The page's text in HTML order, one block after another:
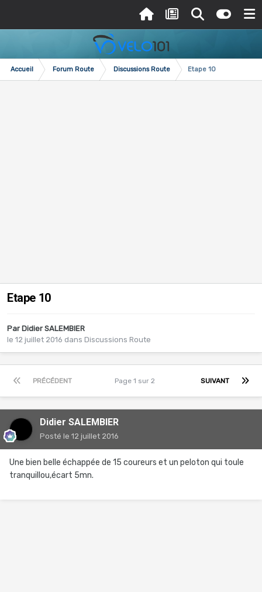
Accueil Forum Route Discussions Route Etape 10
Etape 10
Par Didier SALEMBIER
le 12 juillet 2016 dans Discussions Route
PRÉCÉDENT SUIVANT
Page 1 sur 2
Didier SALEMBIER
Posté le 12 juillet 2016
Une bien belle échappée de 15 coureurs et un peloton qui toule
tranquillou,écart 5mn.